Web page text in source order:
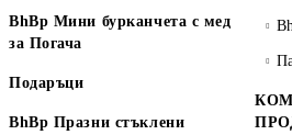
BhBp Мини бурканчета с мед
за Погача
Подаръци
BhBp Празни стъклени